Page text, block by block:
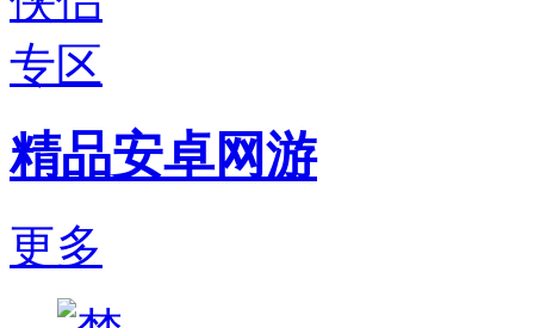
精品安卓网游
更多